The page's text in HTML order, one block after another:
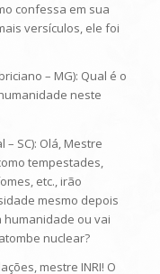
confessa em sua
versículos, ele foi
– MG): Qual é o
neste
– SC): Olá, Mestre
tempestades,
etc., irão
mesmo depois
ou vai
nuclear?
mestre INRI! O